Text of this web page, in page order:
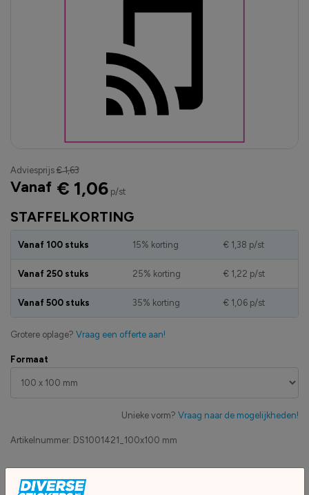
Artikelnummer: DS1001421_100x100 mm
Zakelijk betaling op factuur mogelijk
Formaat
Unieke vorm? Vraag naar de mogelijkheden!
STAFFELKORTING
Vanaf 100 stuks 15% korting € 1,38 p/st
Vanaf 250 stuks 25% korting € 1,22 p/st
Vanaf 500 stuks 35% korting € 1,06p/st
Grotere oplage? Vraag een offerte aan!
Adviesprijs € 1,63
Vanaf € 1,06p/st